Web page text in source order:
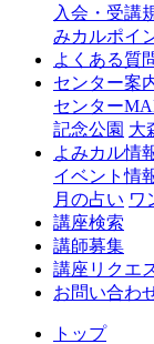
入会・受講
みカルポイ
よくある質
センター案
センター
記念公園 大
よみカル情
イベント情
月の占い ワ
講座検索
講師募集
講座リクエ
お問い合わ
トップ